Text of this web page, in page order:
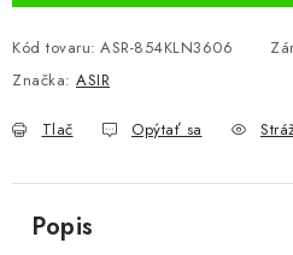
Kód tovaru: ASR-854KLN3606
Značka: ASIR
Tlač Opýtať sa
Popis